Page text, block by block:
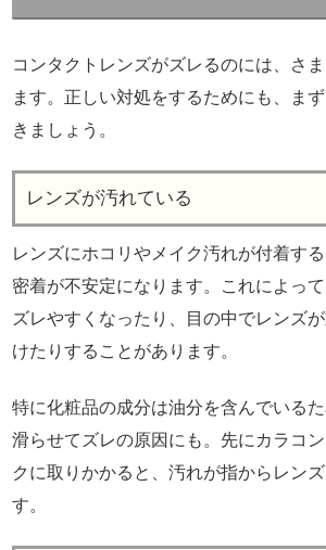
コンタクトレンズがズレるのには、さ
ます。正しい対処をするためにも、ま
きましょう。
レンズが汚れている
レンズにホコリやメイク汚れが付着す
密着が不安定になります。これによっ
ズレやすくなったり、目の中でレンズ
けたりすることがあります。
特に化粧品の成分は油分を含んでいる
滑らせてズレの原因にも。先にカラコ
クに取りかかると、汚れが指からレン
す。